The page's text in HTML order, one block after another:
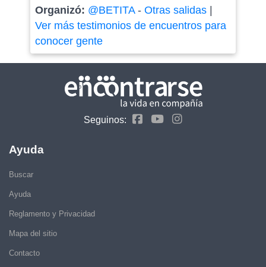
Organizó: @BETITA- Otras salidas|
Ver más testimonios de encuentros para
conocer gente
Seguinos:
Ayuda
Buscar
Ayuda
Reglamento y Privacidad
Mapa del sitio
Contacto